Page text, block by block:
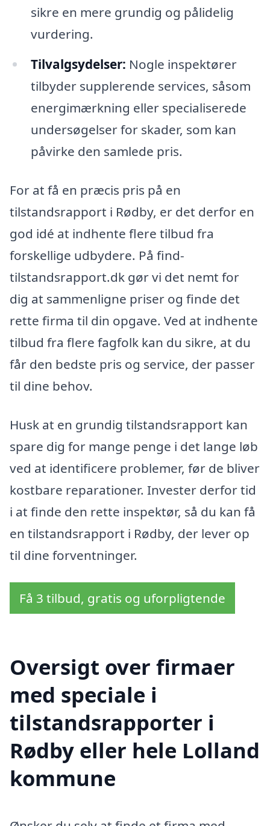
sikre en mere grundig og pålidelig
vurdering.
Tilvalgsydelser: Nogle inspektører
tilbyder supplerende services, såsom
energimærkning eller specialiserede
undersøgelser for skader, som kan
påvirke den samlede pris.
For at få en præcis pris på en
tilstandsrapport i Rødby, er det derfor en
god idé at indhente flere tilbud fra
forskellige udbydere. På find-
tilstandsrapport.dk gør vi det nemt for
dig at sammenligne priser og finde det
rette firma til din opgave. Ved at indhente
tilbud fra flere fagfolk kan du sikre, at du
får den bedste pris og service, der passer
til dine behov.
Husk at en grundig tilstandsrapport kan
spare dig for mange penge i det lange løb
ved at identificere problemer, før de bliver
kostbare reparationer. Invester derfor tid
i at finde den rette inspektør, så du kan få
en tilstandsrapport i Rødby, der lever op
til dine forventninger.
Få 3 tilbud, gratis og uforpligtende
Oversigt over firmaer
med speciale i
tilstandsrapporter i
Rødby eller hele Lolland
kommune